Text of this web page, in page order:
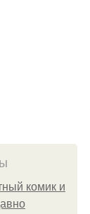
комик и